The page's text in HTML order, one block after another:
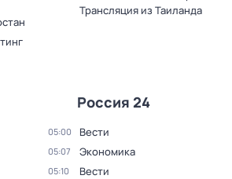
Трансляция из Таиланда
Россия 24
05:00 Вести
05:07 Экономика
05:10 Вести